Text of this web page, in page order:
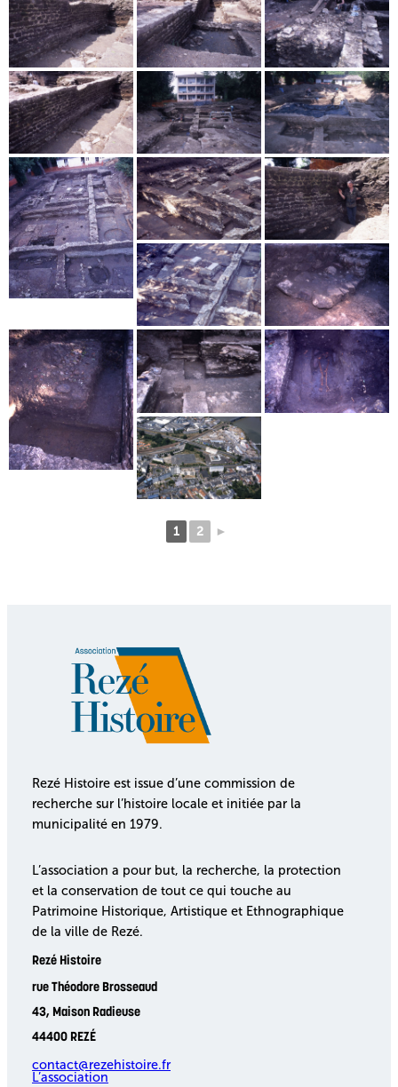
1 2 ►
Rezé Histoire est issue d’une commission de
recherche sur l’histoire locale et initiée par la
municipalité en 1979.
L’association a pour but, la recherche, la protection
et la conservation de tout ce qui touche au
Patrimoine Historique, Artistique et Ethnographique
de la ville de Rezé.
Rezé Histoire
rue Théodore Brosseaud
43, Maison Radieuse
44400 REZÉ
contact@rezehistoire.fr
L’association